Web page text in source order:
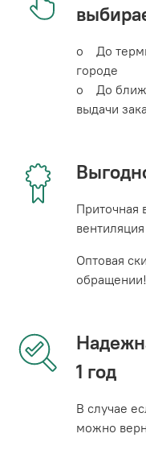
o До
городе
o До
выдачи
Приточная
Оптовая
обращении!
1 год
В случае
можно